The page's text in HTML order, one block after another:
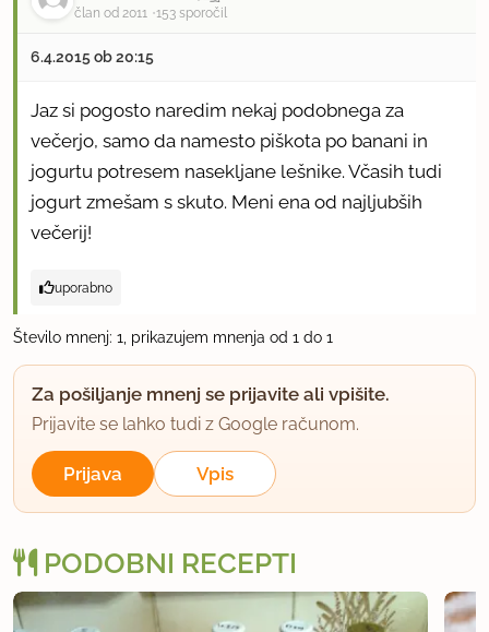
član od 2011 153 sporočil
6.4.2015 ob 20:15
Jaz si pogosto naredim nekaj podobnega za
večerjo, samo da namesto piškota po banani in
jogurtu potresem nasekljane lešnike. Včasih tudi
jogurt zmešam s skuto. Meni ena od najljubših
večerij!
uporabno
Število mnenj: 1, prikazujem mnenja od 1 do 1
Za pošiljanje mnenj se prijavite ali vpišite.
Prijavite se lahko tudi z Google računom.
Prijava Vpis
PODOBNI RECEPTI